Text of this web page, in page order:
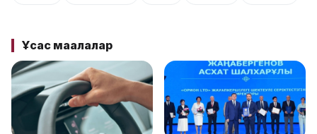
Ұқсас мақалалар